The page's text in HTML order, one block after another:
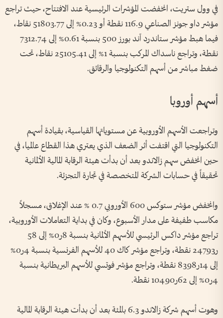
في وول ستريت، انخفضت المؤشرات الرئيسية عند الافتتاح، حيث تراجع
مؤشر داو جونز الصناعي 116.9 نقطة أو 0.23% إلى 51803.77 نقاط،
فيما هبط مؤشر ستاندرد آند بورز 500 بنسبة 0.61% إلى 7312.74
نقطة، وتراجع ناسداك المركب بنسبة 1% إلى 25105.41 نقاط، تحت
ضغط مباشر من أسهم التكنولوجيا والرقائق.
أسهم أوروبا
وتراجعت الأسهم الأوروبية عن مستوياتها القياسية، بقيادة أسهم
التكنولوجيا التي اقتفت أثر الضعف الذي يعتري هذا القطاع عالميا، في
حين انخفض سهم زالاندو بعد أن بدأت هيئة الرقابة المالية الألمانية
تحقيقاً في حسابات الشركة المتخصصة في تجارة التجزئة.
وانخفض مؤشر ستوكس 600 الأوروبي 0.7 % عند الإغلاق، مسجلاً
مكاسب طفيفة على مدار الأسبوع، وكان في بداية التعاملات الأوروبية،
تراجع مؤشر داكس الرئيسي للأسهم الألمانية بنسبة 8ر0% إلى 58
ر24793 نقطة، وتراجع مؤشر كاك 40 للأسهم الفرنسية بنسبة 4ر0%
إلى 14ر8398 نقطة، وتراجع مؤشر فوتسي للأسهم البريطانية بنسبة
4ر0% إلى 62ر10490 نقطة.
وهوت أسهم شركة زالاندو 6.3 بالمئة بعد أن بدأت هيئة الرقابة المالية